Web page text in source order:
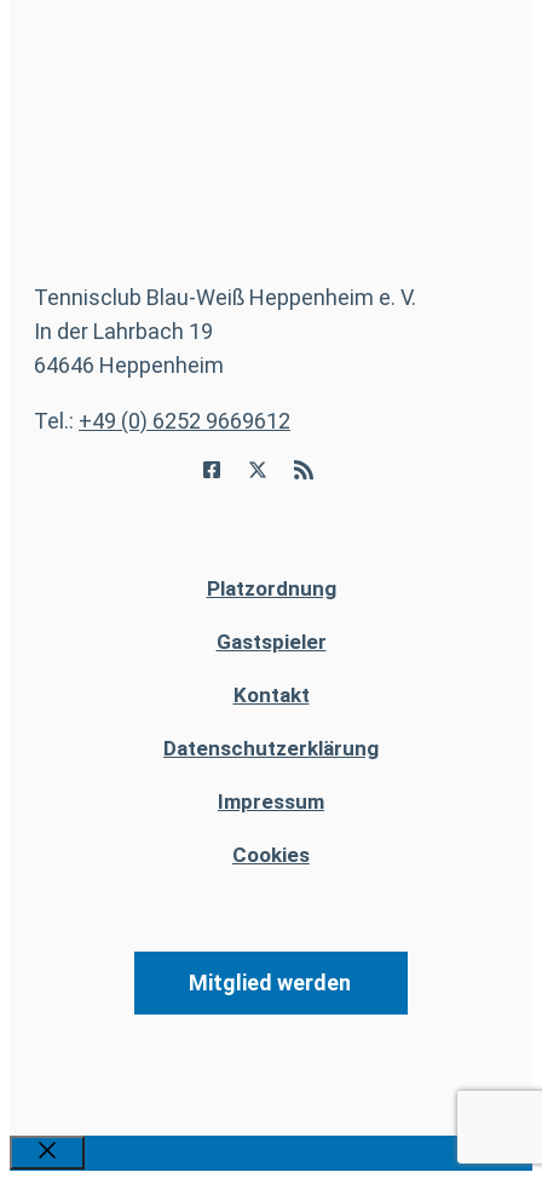
Tennisclub Blau-Weiß Heppenheim e. V.
In der Lahrbach 19
64646 Heppenheim
Tel.: +49 (0) 6252 9669612
Platzordnung
Gastspieler
Kontakt
Datenschutzerklärung
Impressum
Cookies
Mitglied werden